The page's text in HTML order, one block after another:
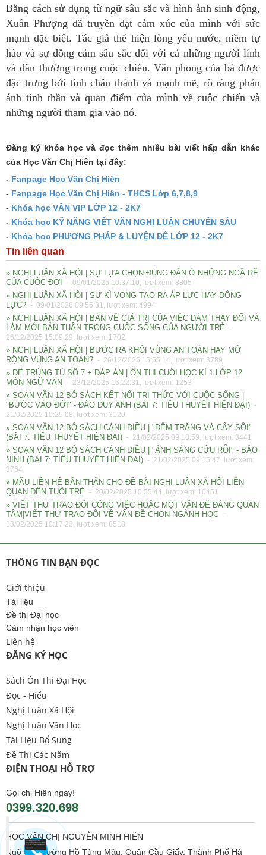
Bằng cách sử dụng từ ngữ sâu sắc và hình ảnh sinh động,
Xuân Phượng đã truyền đạt cảm xúc của mình với sức
mạnh đặc biệt. Tác giả thể hiện lòng yêu nước, niềm tự
hào và sự đồng cảm sâu sắc đối với cả những người lính
và dân thường trong cuộc chiến. Văn phong của bà được
đặc trưng bởi tính chân thành và mạnh mẽ, rõ ràng phản
ánh tinh thần và quan điểm của mình về cuộc chiến và
những người tham gia vào nó.
Đăng ký khóa học và đọc thêm nhiều bài viết hấp dẫn khác
của Học Văn Chị Hiên tại đây:
- Fanpage Học Văn Chị Hiên
- Fanpage Học Văn Chị Hiên - THCS Lớp 6,7,8,9
- Khóa học VĂN VIP LỚP 12 - 2K7
- Khóa học KỸ NĂNG VIẾT VĂN NGHỊ LUẬN CHUYÊN SÂU
- Khóa học PHƯƠNG PHÁP & LUYỆN ĐỀ LỚP 12 - 2K7
Tin liên quan
» NGHỊ LUẬN XÃ HỘI | SỰ LỰA CHỌN ĐÚNG ĐẮN Ở NHỮNG NGÃ RẼ
CỦA CUỘC ĐỜI
- 09/01/2026 10:37:10, lượt xem: 8805
» NGHỊ LUẬN XÃ HỘI | SỰ KÌ VỌNG TẠO RA ÁP LỰC HAY ĐỘNG
LỰC? - 09/01/2026 09:55:31, lượt xem: 4994
» NGHỊ LUẬN XÃ HỘI | BÀN VỀ GIÁ TRỊ CỦA VIỆC DÁM THAY ĐỔI VÀ
LÀM MỚI BẢN THÂN TRONG CUỘC SỐNG CỦA NGƯỜI TRẺ
-
26/12/2025 15:09:29, lượt xem: 1702
» NGHỊ LUẬN XÃ HỘI | BƯỚC RA KHỎI VÙNG AN TOÀN HAY MỞ
RỘNG VÙNG AN TOÀN? - 26/12/2025 15:55:14, lượt xem: 3789
» ĐỀ TRÚNG TỦ SỐ 7 + ĐÁP ÁN | ÔN THI CUỐI HỌC KÌ 1 LỚP 12
MÔN NGỮ VĂN
- 23/12/2025 16:22:31, lượt xem: 1253
» SOẠN VĂN 12 BỘ SÁCH KẾT NỐI TRI THỨC VỚI CUỘC SỐNG |
"BƯỚC VÀO ĐỜI" - ĐÀO DUY ANH (BÀI 7: TIỂU THUYẾT HIỆN ĐẠI) -
21/02/2025 10:25:08, lượt xem: 3120
» SOẠN VĂN 12 BỘ SÁCH CÁNH DIỀU | "ĐÊM TRĂNG VÀ CÂY SỒI"
(BÀI 7: TIỂU THUYẾT HIỆN ĐẠI) - 21/02/2025 09:18:59, lượt xem: 3441
» SOẠN VĂN 12 BỘ SÁCH CÁNH DIỀU | "ÁNH SÁNG CỨU RỖI" - BẢO
NINH (BÀI 7: TIỂU THUYẾT HIỆN ĐẠI) - 21/02/2025 09:15:47, lượt xem:
3764
» MẪU LIÊN HỆ BẢN THÂN CHO ĐỀ BÀI NGHỊ LUẬN XÃ HỘI LIÊN
QUAN ĐẾN TUỔI TRẺ
- 20/02/2025 10:55:44, lượt xem: 10451
» VIẾT THƯ TRAO ĐỔI CÔNG VIỆC HOẶC MỘT VẤN ĐỀ ĐÁNG QUAN
TÂM|VIẾT THƯ TRAO ĐỔI VỀ VẤN ĐỀ CHỌN NGÀNH HỌC -
13/02/2025 10:17:23, lượt xem: 8518
THÔNG TIN BẠN ĐỌC
Giới thiệu
Tài liệu
Đề thi Đại học
Cảm nhận học viên
Liên hệ
ĐĂNG KÝ HỌC
Sách Ôn Thi Đại Học
Đọc - Hiểu
Nghị Luận Xã Hội
Nghị Luận Văn Học
Tài Liệu Bổ Sung
Đề Thi Các Năm
ĐIỆN THOẠI HỖ TRỢ
Gọi chị Hiên ngay!
0399.320.698
HỌC VĂN CHỊ NGUYỄN MINH HIÊN
Ngõ 406 Đường Hồ Tùng Mậu, Quận Cầu Giấy, Thành Phố Hà